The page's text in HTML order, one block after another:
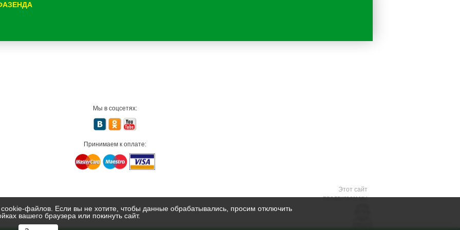
Мы в соцсетях:
Принимаем к оплате:
Этот сайт
продвигаем мы
cookie-файлов. Если вы не хотите, чтобы данные обрабатывались, просим отключить
вашего браузера или покинуть сайт.